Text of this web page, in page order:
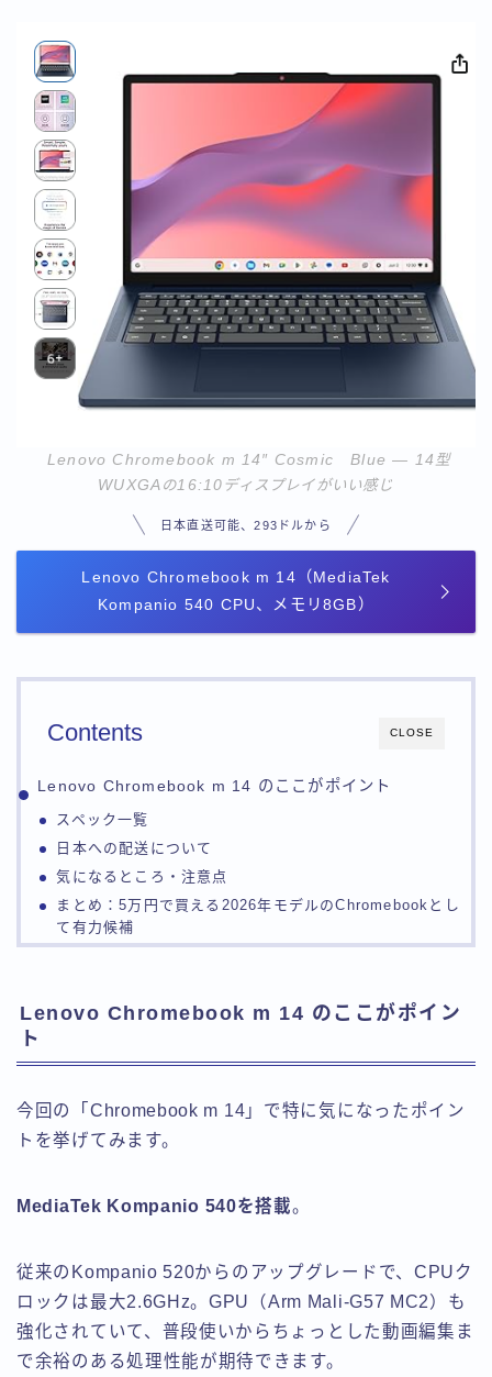
Lenovo Chromebook m 14″ Cosmic
Blue — 14型
WUXGAの16:10ディスプレイがいい感じ
日本直送可能、293ドルから
Lenovo Chromebook m 14（MediaTek
Kompanio 540 CPU、メモリ8GB）
CLOSE
Contents
Lenovo Chromebook m 14 のここがポイント
スペック一覧
日本への配送について
気になるところ・注意点
まとめ：5万円で買える2026年モデルのChromebookとし
て有力候補
Lenovo Chromebook m 14 のここがポイン
ト
今回の「Chromebook m 14」で特に気になったポイン
トを挙げてみます。
MediaTek Kompanio 540を搭載。
従来のKompanio 520からのアップグレードで、CPUク
ロックは最大2.6GHz。GPU（Arm Mali-G57 MC2）も
強化されていて、普段使いからちょっとした動画編集ま
で余裕のある処理性能が期待できます。